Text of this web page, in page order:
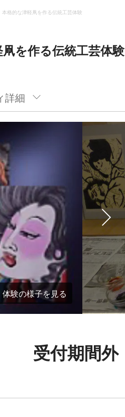
本格的な津軽凧を作る伝統工芸体験
を作る伝統工芸体験
詳細
体験の様子を見る
受付期間外